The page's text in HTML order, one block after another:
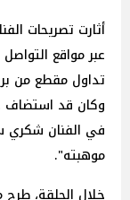
أثارت تصريحات
عبر مواقع
تداول مقطع من
وكان قد استضاف
في الفنان شكري
موهبته".
خلال الحلقة،